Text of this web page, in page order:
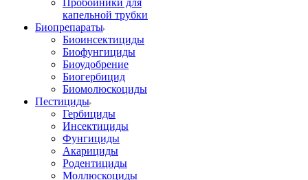
Пробойники для
капельной трубки
Биопрепараты
Биоинсектициды
Биофунгициды
Биоудобрение
Биогербицид
Биомолюскоциды
Пестициды
Гербициды
Инсектициды
Фунгициды
Акарициды
Родентициды
Моллюскоциды